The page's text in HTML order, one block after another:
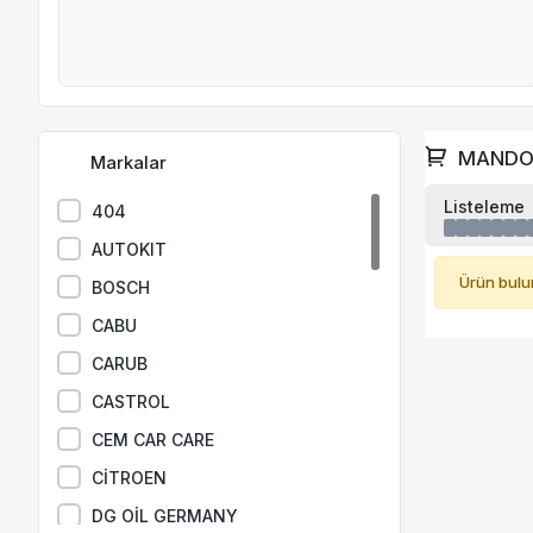
Markalar
404
AUTOKIT
BOSCH
CABU
CARUB
CASTROL
CEM CAR CARE
CİTROEN
DG OİL GERMANY
MANDO
Listeleme
Ürün